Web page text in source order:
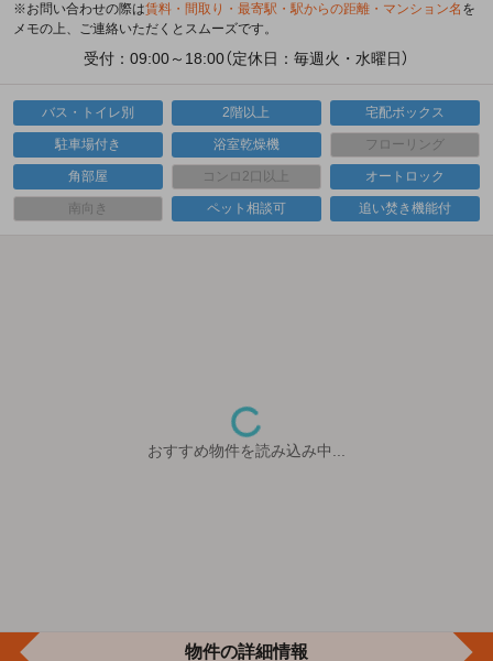
※お問い合わせの際は賃料・間取り・最寄駅・駅からの距離・マンション名 を
メモの上、ご連絡いただくとスムーズです。
受付：09:00～18:00（定休日：毎週火・水曜日）
バス・トイレ別 2階以上 宅配ボックス
駐車場付き 浴室乾燥機 フローリング
角部屋 コンロ2口以上 オートロック
南向き ペット相談可 追い焚き機能付
おすすめ物件を読み込み中...
物件の詳細情報